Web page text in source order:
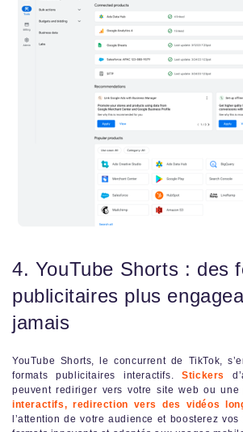
4. YouTube Shorts : des
publicitaires plus
jamais
YouTube Shorts, le concurrent de TikTok,
formats publicitaires interactifs.Stickers
peuvent rediriger vers votre site web ou
interactifs, redirection vers des vidéos
l’attention de votre audience et boosterez